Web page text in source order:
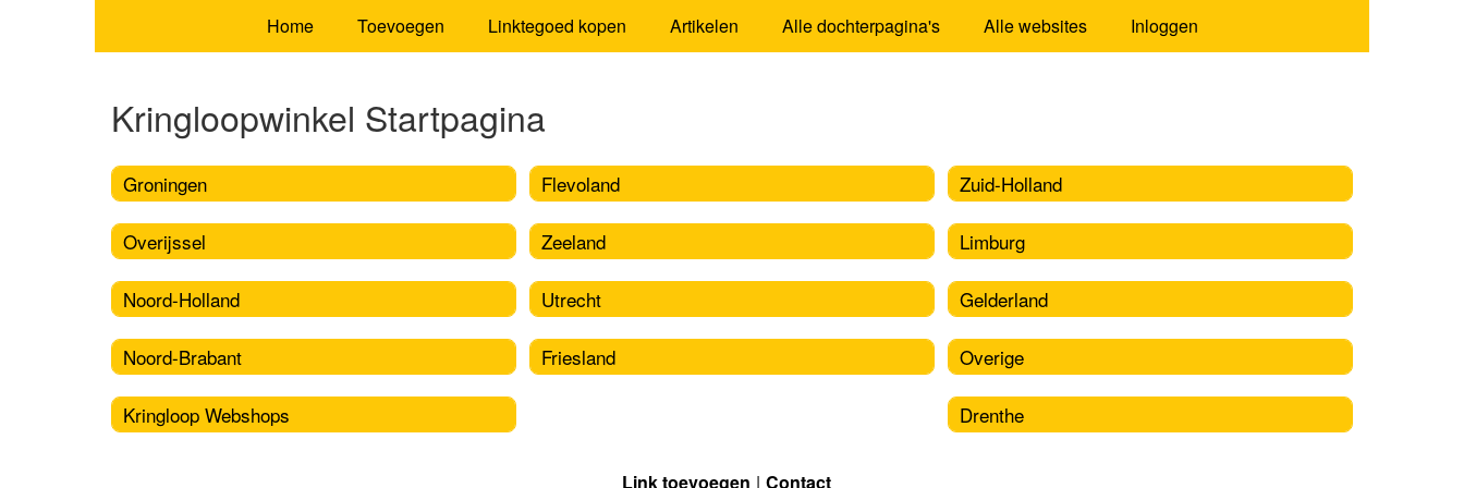
Home Toevoegen Linktegoed kopen Artikelen Alle dochterpagina's Alle websites Inloggen
Kringloopwinkel Startpagina
Groningen
Overijssel
Noord-Holland
Noord-Brabant
Kringloop Webshops
Flevoland
Zeeland
Utrecht
Friesland
Zuid-Holland
Limburg
Gelderland
Overige
Drenthe
Link toevoegen Contact